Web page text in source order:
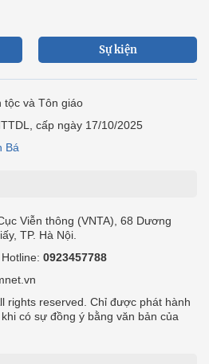
Sự kiện
tộc và Tôn giáo
cấp ngày 17/10/2025
Bá
Viễn thông (VNTA), 68 Dương
TP. Hà Nội.
0923457788
rights reserved. Chỉ được phát hành
có sự đồng ý bằng văn bản của